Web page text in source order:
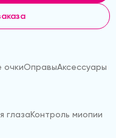
очкиОправыАксессуары
глазаКонтроль миопии